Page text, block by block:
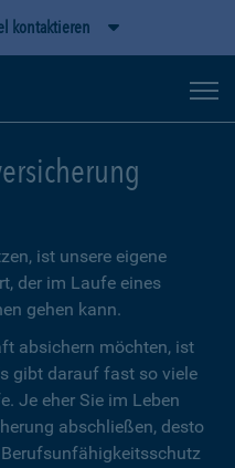
kontaktieren
ist unsere eigene
der im Laufe eines
gehen kann.
absichern möchten, ist
gibt darauf fast so viele
Je eher Sie im Leben
abschließen, desto